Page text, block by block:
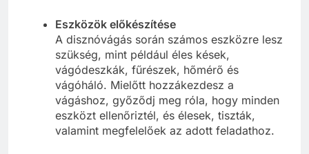
Eszközök előkészítése
A disznóvágás során számos eszközre lesz
szükség, mint például éles kések,
vágódeszkák, fűrészek, hőmérő és
vágóháló. Mielőtt hozzákezdesz a
vágáshoz, győződj meg róla, hogy minden
eszközt ellenőriztél, és élesek, tiszták,
valamint megfelelőek az adott feladathoz.